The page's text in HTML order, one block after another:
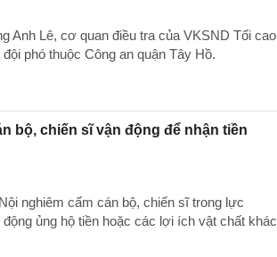
Anh Lê, cơ quan điều tra của VKSND Tối cao
phó thuộc Công an quận Tây Hồ.
bộ, chiến sĩ vận động để nhận tiền
nghiêm cấm cán bộ, chiến sĩ trong lực
ủng hộ tiền hoặc các lợi ích vật chất khác